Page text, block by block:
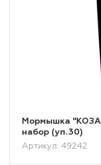
Мормышка
набор (уп.30)
Артикул: 49242